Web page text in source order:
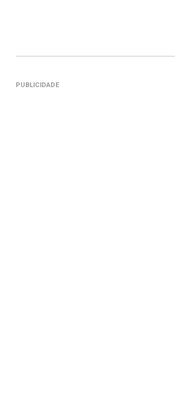
PUBLICIDADE